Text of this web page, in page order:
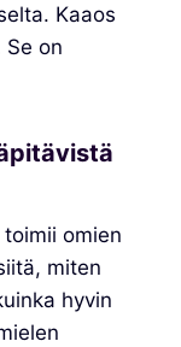
Kaaos
on
omien
miten
hyvin